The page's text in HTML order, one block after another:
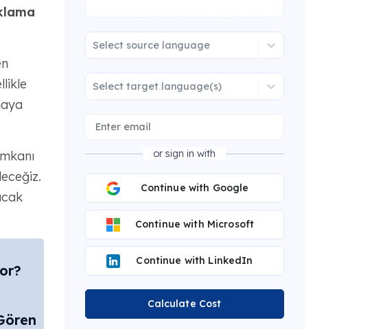
Select source language
Select target language(s)
or sign in with
Continue with Google
Continue with Microsoft
Continue with LinkedIn
Calculate Cost